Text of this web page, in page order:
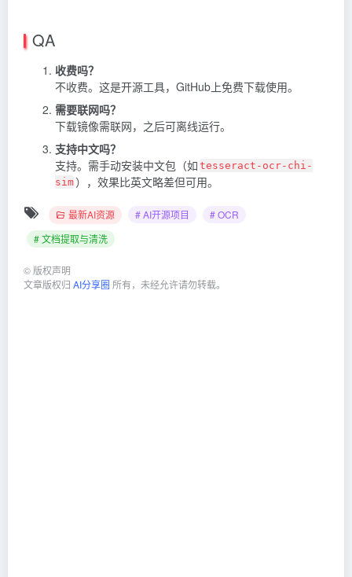
QA
收费吗？
不收费。这是开源工具，GitHub上免费下载使用。
需要联网吗？
下载镜像需联网，之后可离线运行。
支持中文吗？
支持。需手动安装中文包（如 tesseract-ocr-chi-
sim ），效果比英文略差但可用。
最新AI资源 # AI开源项目
# OCR
# 文档提取与清洗
© 版权声明
文章版权归 AI分享圈 所有，未经允许请勿转载。